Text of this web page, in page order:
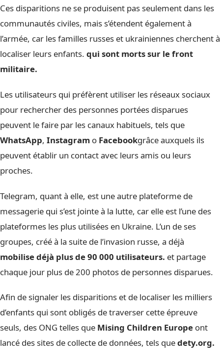
Ces disparitions ne se produisent pas seulement dans les
communautés civiles, mais s’étendent également à
l’armée, car les familles russes et ukrainiennes cherchent à
localiser leurs enfants. qui sont morts sur le front
militaire.
Les utilisateurs qui préfèrent utiliser les réseaux sociaux
pour rechercher des personnes portées disparues
peuvent le faire par les canaux habituels, tels que
WhatsApp, Instagram o Facebookgrâce auxquels ils
peuvent établir un contact avec leurs amis ou leurs
proches.
Telegram, quant à elle, est une autre plateforme de
messagerie qui s’est jointe à la lutte, car elle est l’une des
plateformes les plus utilisées en Ukraine. L’un de ses
groupes, créé à la suite de l’invasion russe, a déjà
mobilise déjà plus de 90 000 utilisateurs. et partage
chaque jour plus de 200 photos de personnes disparues.
Afin de signaler les disparitions et de localiser les milliers
d’enfants qui sont obligés de traverser cette épreuve
seuls, des ONG telles que Mising Children Europe ont
lancé des sites de collecte de données, tels quedety.org.